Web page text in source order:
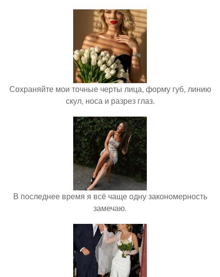
Сохраняйте мои точные черты лица, форму губ, линию
скул, носа и разрез глаз.
В последнее время я всё чаще одну закономерность
замечаю.